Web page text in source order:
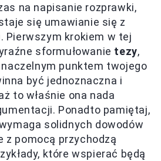
na napisanie rozprawki,
się umawianie się z
Pierwszym krokiem w tej
sformułowanie tezy,
naczelnym punktem twojego
być jednoznaczna i
to właśnie ona nada
Ponadto pamiętaj,
solidnych dowodów
z pomocą przychodzą
które wspierać będą